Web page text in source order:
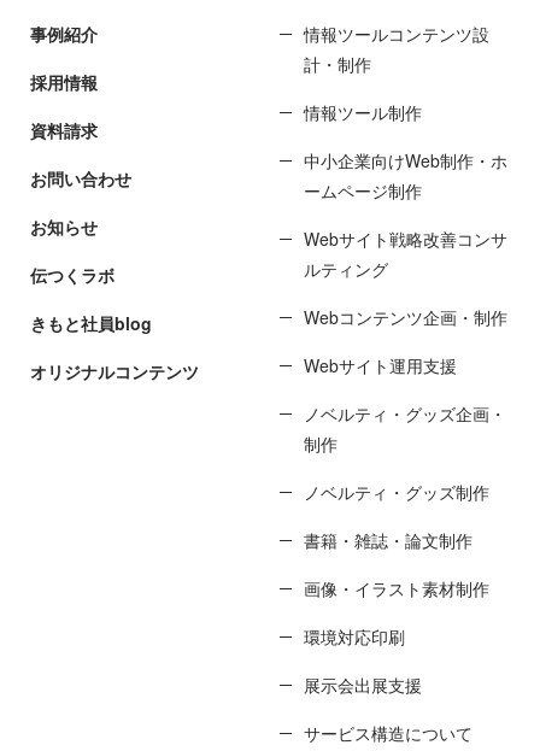
事例紹介
採用情報
資料請求
お問い合わせ
お知らせ
伝つくラボ
きもと社員blog
オリジナルコンテンツ
情報ツールコンテンツ設
計・制作
情報ツール制作
中小企業向けWeb制作・ホ
ームページ制作
Webサイト戦略改善コンサ
ルティング
Webコンテンツ企画・制作
Webサイト運用支援
ノベルティ・グッズ企画・
制作
ノベルティ・グッズ制作
書籍・雑誌・論文制作
画像・イラスト素材制作
環境対応印刷
展示会出展支援
サービス構造について